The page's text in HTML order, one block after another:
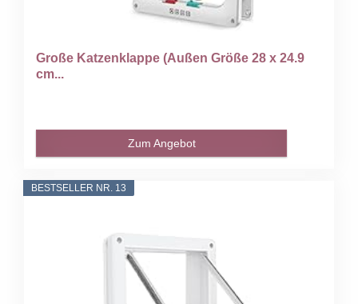
Große Katzenklappe (Außen Größe 28 x 24.9
cm...
Zum Angebot
BESTSELLER NR. 13